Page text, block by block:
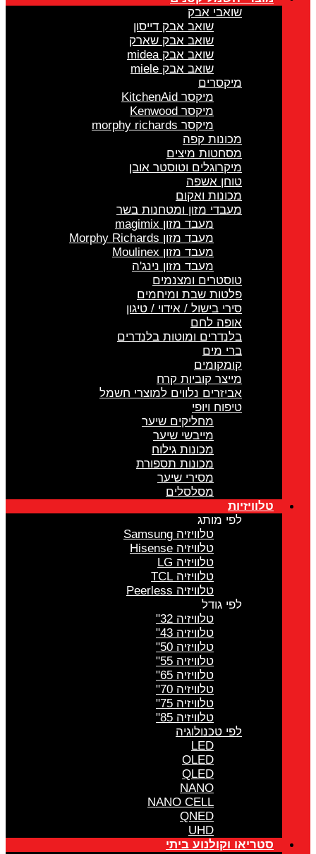
שואבי אבק
שואב אבק דייסון
שואב אבק שארק
שואב אבק midea
שואב אבק miele
מיקסרים
מיקסר KitchenAid
מיקסר Kenwood
מיקסר morphy richards
מכונות קפה
מסחטות מיצים
מיקרוגלים וטוסטר אובן
טוחן אשפה
מכונות ואקום
מעבדי מזון ומטחנות בשר
מעבד מזון magimix
מעבד מזון Morphy Richards
מעבד מזון Moulinex
מעבד מזון נינג'ה
טוסטרים ומצנמים
פלטות שבת ומיחמים
סירי בישול / אידוי / טיגון
אופה לחם
בלנדרים ומוטות בלנדרים
ברי מים
קומקומים
מייצר קוביות קרח
אביזרים נלווים למוצרי חשמל
טיפוח ויופי
מחליקים שיער
מייבשי שיער
מכונות גילוח
מכונות תספורת
מסירי שיער
מסלסלים
טלוויזיות
לפי מותג
טלוויזיה Samsung
טלוויזיה Hisense
טלוויזיה LG
טלוויזיה TCL
טלוויזיה Peerless
לפי גודל
טלוויזיה 32"
טלוויזיה 43"
טלוויזיה 50"
טלוויזיה 55"
טלוויזיה 65"
טלוויזיה 70"
טלוויזיה 75"
טלוויזיה 85"
לפי טכנולוגיה
LED
OLED
QLED
NANO
NANO CELL
QNED
UHD
סטריאו וקולנוע ביתי